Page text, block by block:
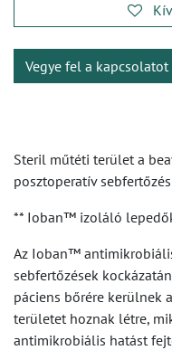
Vegye fel a
Steril műtéti terület a
posztoperatív sebfertőzés
** Ioban™ izoláló
Az Ioban™
sebfertőzések
páciens bőrére kerülnek
területet hoznak létre,
antimikrobiális hatást